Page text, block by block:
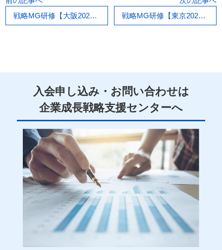
戦略MG研修【大阪2026/08/30,31】
戦略MG研修【東京2026/09/29,30】
入会申し込み・お問い合わせは
企業成長戦略支援センターへ